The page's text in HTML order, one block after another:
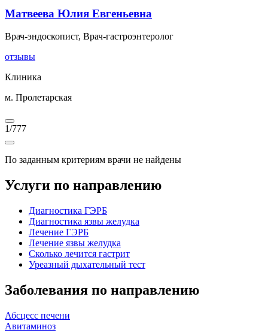
Матвеева Юлия Евгеньевна
Врач-эндоскопист, Врач-гастроэнтеролог
отзывы
Клиника
м. Пролетарская
1/777
По заданным критериям врачи не найдены
Услуги по направлению
Диагностика ГЭРБ
Диагностика язвы желудка
Лечение ГЭРБ
Лечение язвы желудка
Сколько лечится гастрит
Уреазный дыхательный тест
Заболевания по направлению
Абсцесс печени
Авитаминоз